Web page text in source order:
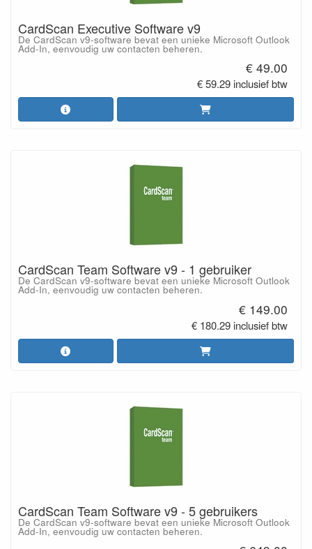
CardScan Executive Software v9
De CardScan v9-software bevat een unieke Microsoft Outlook
Add-In, eenvoudig uw contacten beheren.
€ 49.00
€ 59.29 inclusief btw
CardScan Team Software v9 - 1 gebruiker
De CardScan v9-software bevat een unieke Microsoft Outlook
Add-In, eenvoudig uw contacten beheren.
€ 149.00
€ 180.29 inclusief btw
CardScan Team Software v9 - 5 gebruikers
De CardScan v9-software bevat een unieke Microsoft Outlook
Add-In, eenvoudig uw contacten beheren.